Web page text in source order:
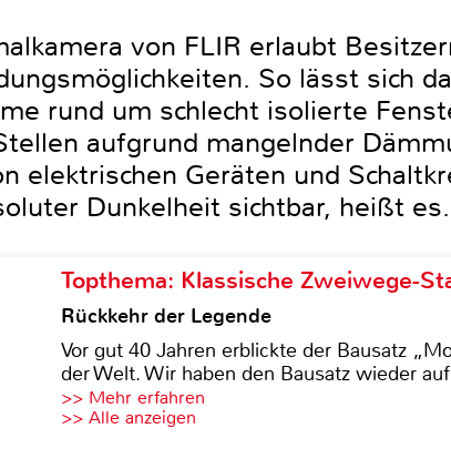
von FLIR erlaubt
So lässt sich
rund um schlecht isolierte
aufgrund mangelnder
elektrischen Geräten und
Dunkelheit sichtbar, heißt es.
Topthema: Klassische Zweiwege-
Rückkehr der Legende
Vor gut 40 Jahren erblickte der Bausatz
der Welt. Wir haben den Bausatz wieder
>> Mehr erfahren
>> Alle anzeigen